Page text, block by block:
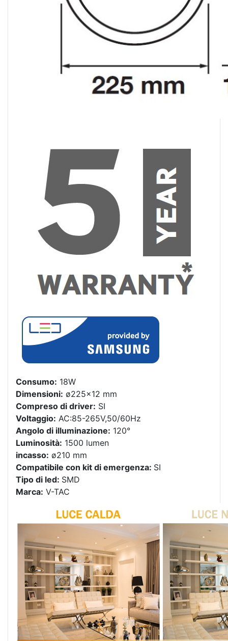
Consumo: 18W
Dimensioni: ø225×12 mm
Compreso di driver: SI
Voltaggio: AC:85-265V,50/60Hz
Angolo di illuminazione: 120°
Luminosità: 1500 lumen
incasso: ø210 mm
Compatibile con kit di emergenza: SI
Tipo di led: SMD
Marca: V-TAC